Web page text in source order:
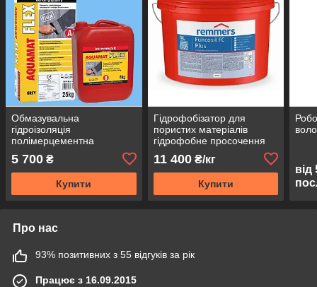
Обмазувальна
гідроізоляція
полімерцементна
бетону від вологи сіра
AQUAMAT FLEX
5 700 ₴
Купити
Гідрофобізатор для
пористих матеріалів
гідрофобне просочення
Remmers Funcosil FC Plus
11 400₴/кг
Купити
від
Про нас
93% позитивних з 55 відгуків за рік
Працює з 16.09.2015